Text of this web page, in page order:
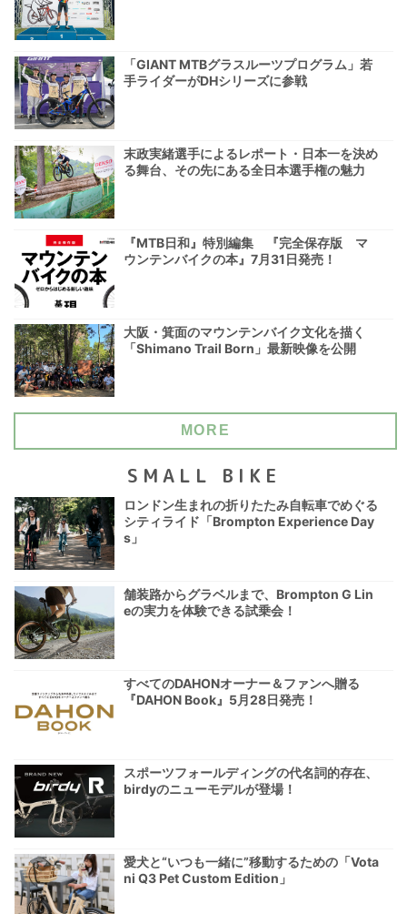
「GIANT MTBグラスルーツプログラム」若
手ライダーがDHシリーズに参戦
末政実緒選手によるレポート・日本一を決め
る舞台、その先にある全日本選手権の魅力
『MTB日和』特別編集 『完全保存版 マ
ウンテンバイクの本』7月31日発売！
大阪・箕面のマウンテンバイク文化を描く
「Shimano Trail Born」最新映像を公開
MORE
SMALL BIKE
ロンドン生まれの折りたたみ自転車でめぐる
シティライド「Brompton Experience Day
s」
舗装路からグラベルまで、Brompton G Lin
eの実力を体験できる試乗会！
すべてのDAHONオーナー＆ファンへ贈る
『DAHON Book』5月28日発売！
スポーツフォールディングの代名詞的存在、
birdyのニューモデルが登場！
愛犬と“いつも一緒に”移動するための「Vota
ni Q3 Pet Custom Edition」